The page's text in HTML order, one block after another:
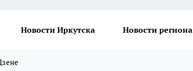
Новости Иркутска Новости региона